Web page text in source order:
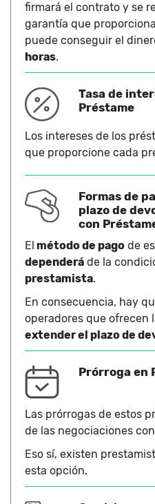
firmará el contrato y se
garantía que
puede conseguir el
horas.
Tasa de
Préstame
Los intereses de los
que proporcione cada
Formas de
plazo de
con
El método de pago de
dependerá de la
prestamista.
En consecuencia, hay
operadores que ofrecen
extender el plazo de
Prórroga en
Las prórrogas de estos
de las negociaciones
Eso sí, existen
esta opción.